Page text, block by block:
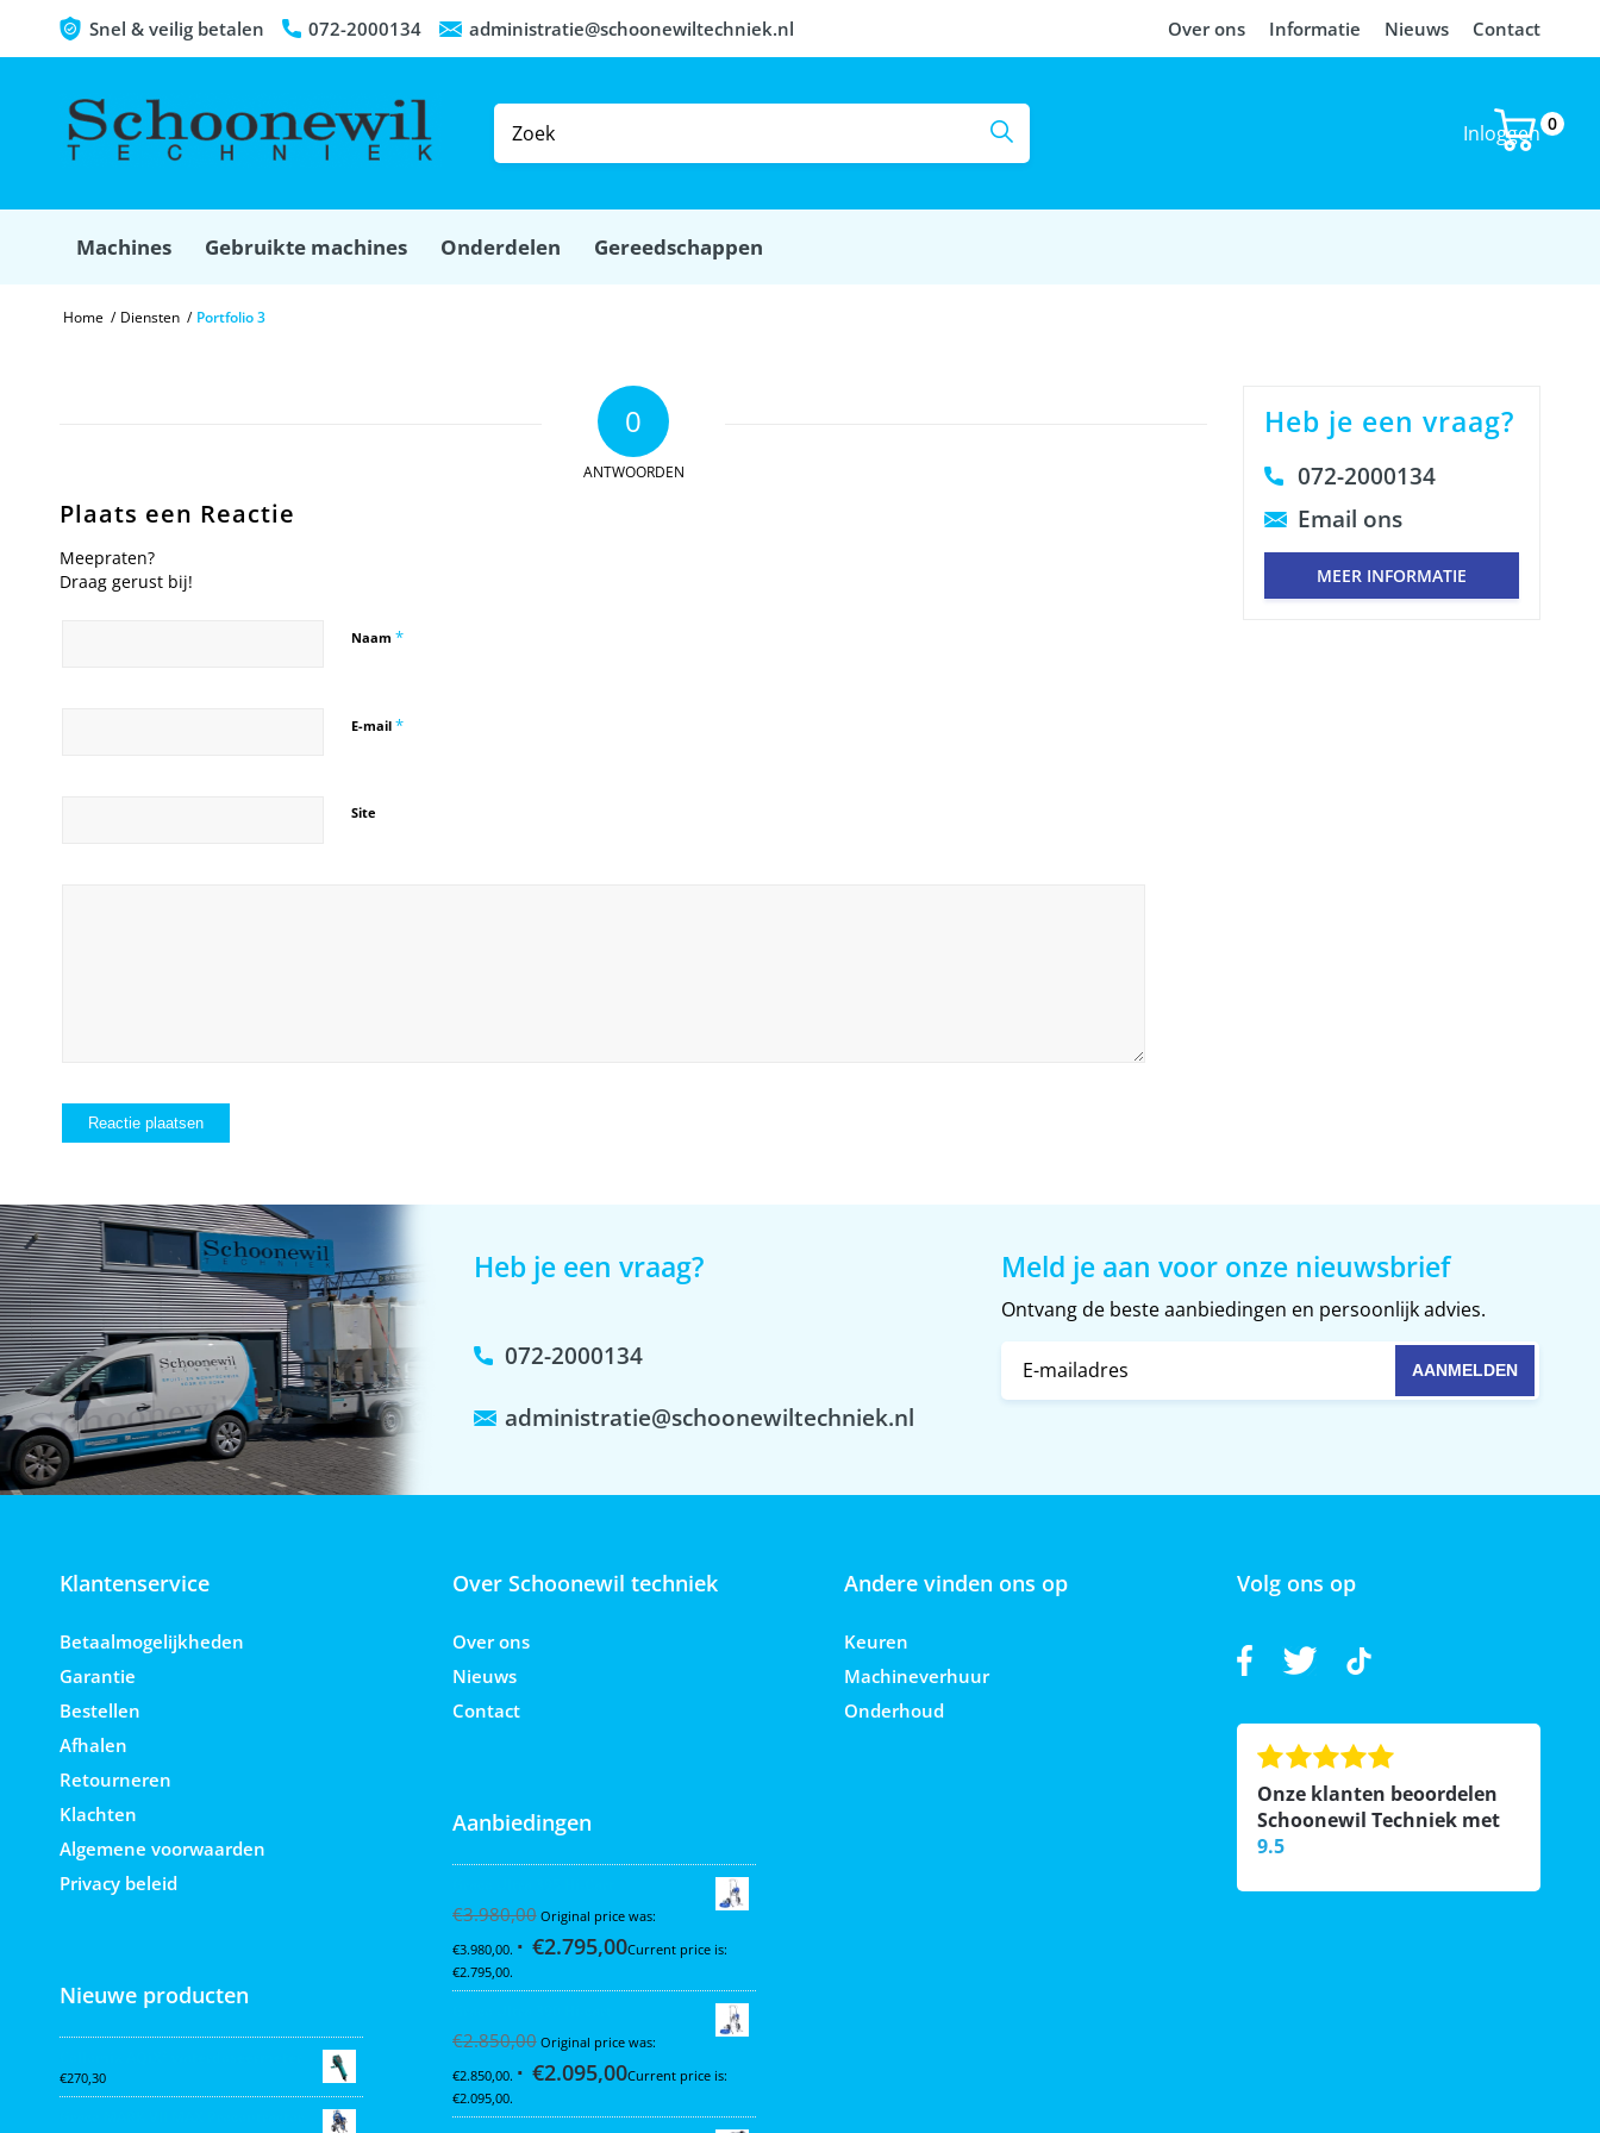
Over ons Informatie Nieuws Contact
Snel & veilig betalen 072-2000134 administratie@schoonewiltechniek.nl
0
Inloggen
Machines Gebruikte machines Onderdelen Gereedschappen
Home / Diensten / Portfolio 3
0
ANTWOORDEN
Plaats een Reactie
Meepraten?
Draag gerust bij!
Naam *
E-mail *
Site
Heb je een vraag?
072-2000134
Email ons
MEER INFORMATIE
Heb je een vraag?
072-2000134
administratie@schoonewiltechniek.nl
Meld je aan voor onze nieuwsbrief
Ontvang de beste aanbiedingen en persoonlijk advies.
Klantenservice
Betaalmogelijkheden
Garantie
Bestellen
Afhalen
Retourneren
Klachten
Algemene voorwaarden
Privacy beleid
Nieuwe producten
€270,30
Over Schoonewil techniek
Over ons
Nieuws
Contact
Aanbiedingen
€3.980,00 Original price was:
€3.980,00.
€2.795,00Current price is:
€2.795,00.
€2.850,00 Original price was:
€2.850,00.
€2.095,00Current price is:
€2.095,00.
Andere vinden ons op
Keuren
Machineverhuur
Onderhoud
Volg ons op
Onze klanten beoordelen
Schoonewil Techniek met
9.5